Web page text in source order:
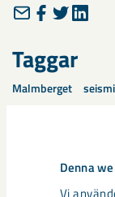
Denna
Vi
Taggar
Malmberget